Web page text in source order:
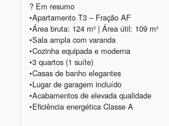
? Em resumo
•Apartamento T3 – Fração AF
•Área bruta: 124 m² | Área útil: 109 m²
•Sala ampla com varanda
•Cozinha equipada e moderna
•3 quartos (1 suíte)
•Casas de banho elegantes
•Lugar de garagem incluído
•Acabamentos de elevada qualidade
•Eficiência energética Classe A